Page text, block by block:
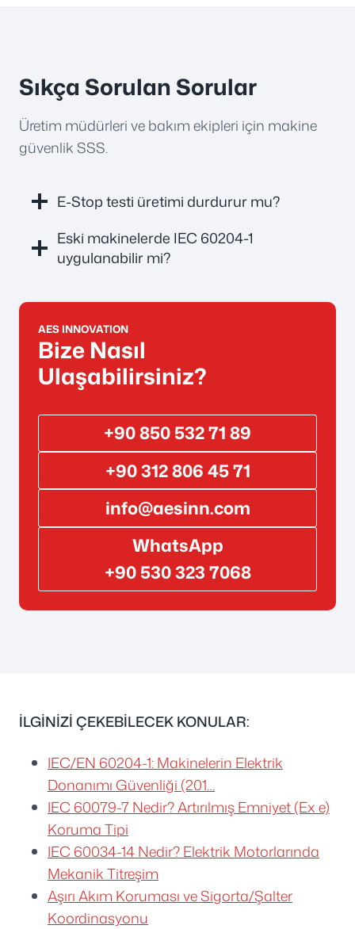
Sıkça Sorulan Sorular
Üretim müdürleri ve bakım ekipleri için makine
güvenlik SSS.
E-Stop testi üretimi durdurur mu?
Eski makinelerde IEC 60204-1
uygulanabilir mi?
AES INNOVATION
Bize Nasıl
Ulaşabilirsiniz?
+90 850 532 71 89
+90 312 806 45 71
info@aesinn.com
WhatsApp
+90 530 323 7068
İLGİNİZİ ÇEKEBİLECEK KONULAR:
IEC/EN 60204-1: Makinelerin Elektrik
Donanımı Güvenliği (201…
IEC 60079-7 Nedir? Artırılmış Emniyet (Ex e)
Koruma Tipi
IEC 60034-14 Nedir? Elektrik Motorlarında
Mekanik Titreşim
Aşırı Akım Koruması ve Sigorta/Şalter
Koordinasyonu